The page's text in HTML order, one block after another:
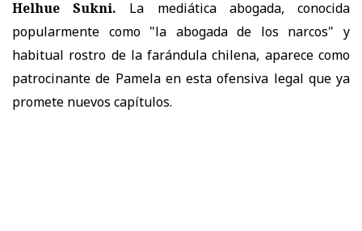
Helhue Sukni. La mediática abogada, conocida
popularmente como "la abogada de los narcos" y
habitual rostro de la farándula chilena, aparece como
patrocinante de Pamela en esta ofensiva legal que ya
promete nuevos capítulos.